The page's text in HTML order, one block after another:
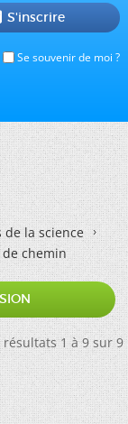
Se souvenir de moi ?
S'inscrire
de la science
chemin
1 à 9 sur 9